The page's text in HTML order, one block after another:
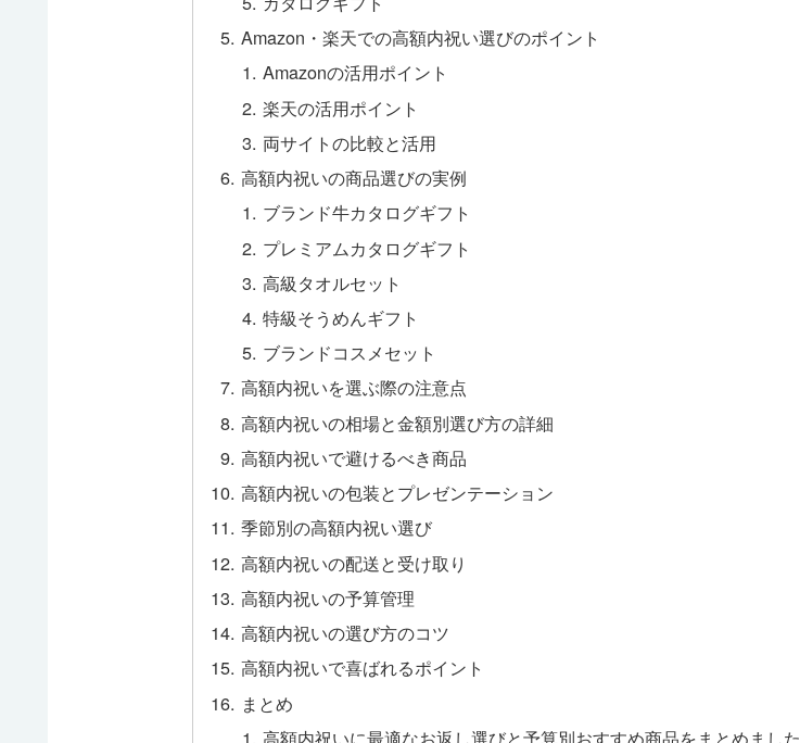
Amazon・楽天での高額内祝い選びのポイント
Amazonの活用ポイント
楽天の活用ポイント
両サイトの比較と活用
高額内祝いの商品選びの実例
ブランド牛カタログギフト
プレミアムカタログギフト
高級タオルセット
特級そうめんギフト
ブランドコスメセット
高額内祝いを選ぶ際の注意点
高額内祝いの相場と金額別選び方の詳細
高額内祝いで避けるべき商品
高額内祝いの包装とプレゼンテーション
季節別の高額内祝い選び
高額内祝いの配送と受け取り
高額内祝いの予算管理
高額内祝いの選び方のコツ
高額内祝いで喜ばれるポイント
まとめ
高額内祝いに最適なお返し選びと予算別おすすめ商品をまとめました